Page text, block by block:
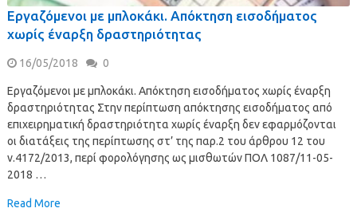
Εργαζόμενοι με μπλοκάκι. Απόκτηση εισοδήματος
χωρίς έναρξη δραστηριότητας
16/05/2018 0
Εργαζόμενοι με μπλοκάκι. Απόκτηση εισοδήματος χωρίς έναρξη
δραστηριότητας Στην περίπτωση απόκτησης εισοδήματος από
επιχειρηματική δραστηριότητα χωρίς έναρξη δεν εφαρμόζονται
οι διατάξεις της περίπτωσης στ’ της παρ.2 του άρθρου 12 του
ν.4172/2013, περί φορολόγησης ως μισθωτών ΠΟΛ 1087/11-05-
2018 …
Read More